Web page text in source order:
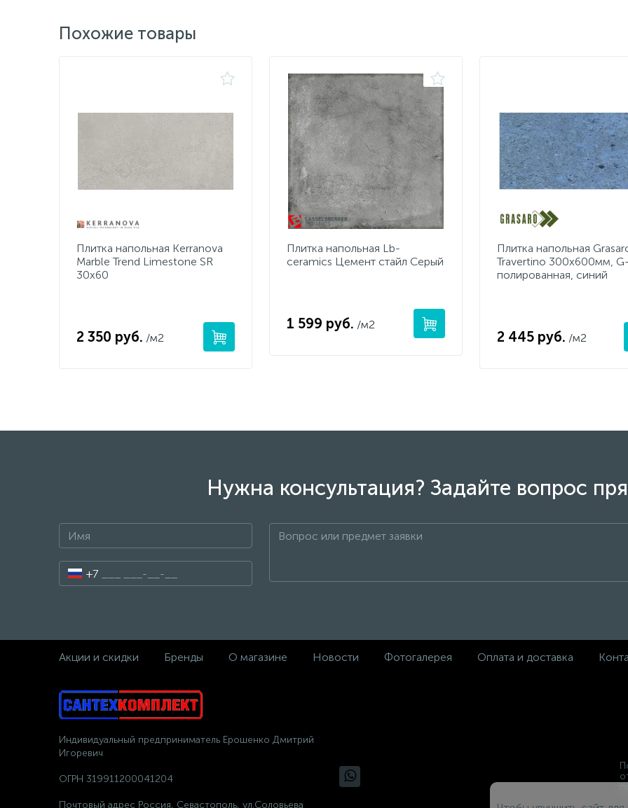
Похожие товары
Плитка напольная Kerranova
Marble Trend Limestone SR
30x60
2 350 руб. /м2
Плитка напольная Lb-
ceramics Цемент стайл Серый
1 599 руб. /м2
Плитка напольная
Travertino 300x600мм,
полированная, синий
2 445 руб. /м2
Нужна консультация? Задайте вопрос
+7
Акции и скидки Бренды О магазине Новости Фотогалерея Оплата и доставка
Индивидуальный предприниматель Ерошенко Дмитрий
Игоревич
ОГРН 319911200041204
Почтовый адрес Россия, Севастополь, ул.Соловьева